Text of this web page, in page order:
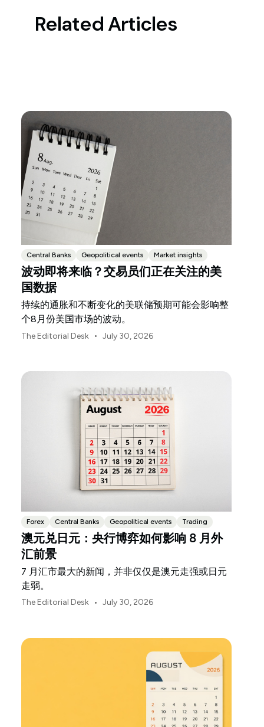
Related Articles
Central Banks Geopolitical events Market insights
波动即将来临？交易员们正在关注的美
国数据
持续的通胀和不断变化的美联储预期可能会影响整
个8月份美国市场的波动。
The Editorial Desk • July 30, 2026
Forex Central Banks Geopolitical events Trading
澳元兑日元：央行博弈如何影响 8 月外
汇前景
7 月汇市最大的新闻，并非仅仅是澳元走强或日元
走弱。
The Editorial Desk • July 30, 2026